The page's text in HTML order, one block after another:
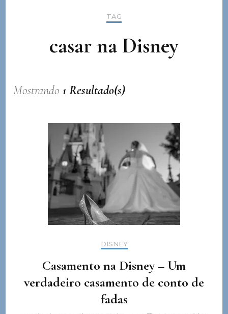
TAG
casar na Disney
Mostrando1 Resultado(s)
DISNEY
Casamento na Disney – Um
verdadeiro casamento de conto de
fadas